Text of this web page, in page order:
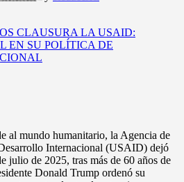
al mundo humanitario, la Agencia de
Internacional (USAID) dejó
julio de 2025, tras más de 60 años de
Donald Trump ordenó su